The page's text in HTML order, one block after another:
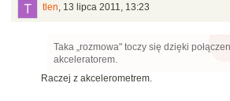
tlen, 13 lipca 2011, 13:23
Taka „rozmowa" toczy się dzięki
akceleratorem.
Raczej z akcelerometrem.